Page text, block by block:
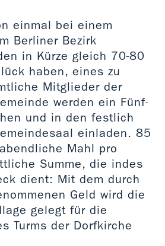
einmal bei einem
Berliner Bezirk
in Kürze gleich 70-80
haben, eines zu
Mitglieder der
werden ein Fünf-
und in den festlich
einladen. 85
Mahl pro
Summe, die indes
dient: Mit dem durch
Geld wird die
gelegt für die
Turms der Dorfkirche